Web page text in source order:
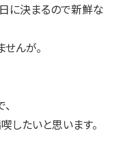
に決まるので新鮮な
んが。
たいと思います。